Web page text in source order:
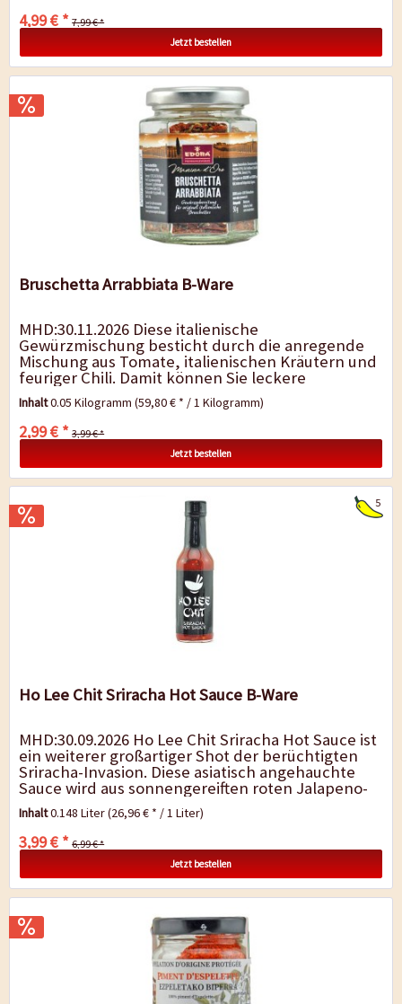
4,99 € * 7,99 € *
Jetzt bestellen
Bruschetta Arrabbiata B-Ware
MHD:30.11.2026 Diese italienische
Gewürzmischung besticht durch die anregende
Mischung aus Tomate, italienischen Kräutern und
feuriger Chili. Damit können Sie leckere
Vorspeisen, wie das traditionelle italienische...
Inhalt0.05 Kilogramm(59,80 € * / 1 Kilogramm)
2,99 € * 3,99 € *
Jetzt bestellen
5
Ho Lee Chit Sriracha Hot Sauce B-Ware
MHD:30.09.2026 Ho Lee Chit Sriracha Hot Sauce ist
ein weiterer großartiger Shot der berüchtigten
Sriracha-Invasion. Diese asiatisch angehauchte
Sauce wird aus sonnengereiften roten Jalapeno-
Chilis, Essig und Knoblauch...
Inhalt0.148 Liter(26,96 € * / 1 Liter)
3,99 € * 6,99 € *
Jetzt bestellen